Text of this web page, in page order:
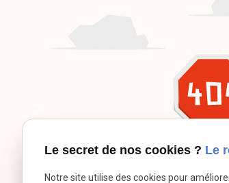
Le secret de nos cookies ? Le
Notre site utilise des cookies pour